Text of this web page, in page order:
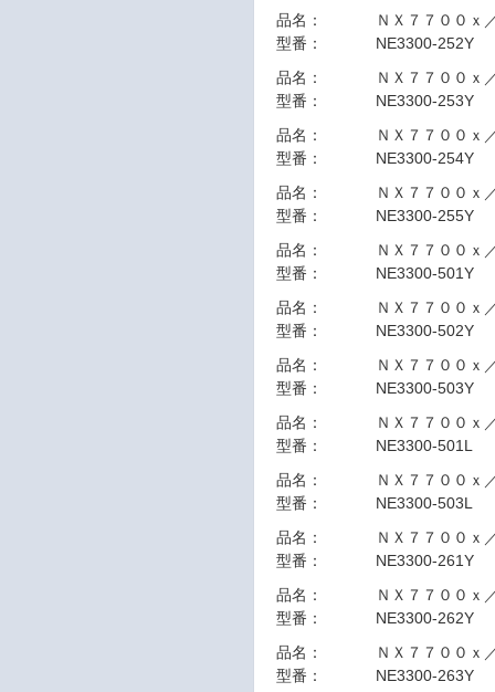
品名：
ＮＸ７７００
型番：
NE3300-252Y
品名：
ＮＸ７７００
型番：
NE3300-253Y
品名：
ＮＸ７７００
型番：
NE3300-254Y
品名：
ＮＸ７７００
型番：
NE3300-255Y
品名：
ＮＸ７７００
型番：
NE3300-501Y
品名：
ＮＸ７７００
型番：
NE3300-502Y
品名：
ＮＸ７７００
型番：
NE3300-503Y
品名：
ＮＸ７７００
型番：
NE3300-501L
品名：
ＮＸ７７００
型番：
NE3300-503L
品名：
ＮＸ７７００
型番：
NE3300-261Y
品名：
ＮＸ７７００
型番：
NE3300-262Y
品名：
ＮＸ７７００
型番：
NE3300-263Y